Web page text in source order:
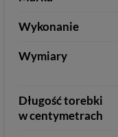
Wykonanie
Wymiary
Długość torebki
w centymetrach